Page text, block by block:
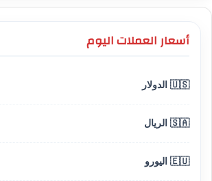
أسعار العملات اليوم
🇺🇸 الدولار
🇸🇦 الريال
🇪🇺 اليورو